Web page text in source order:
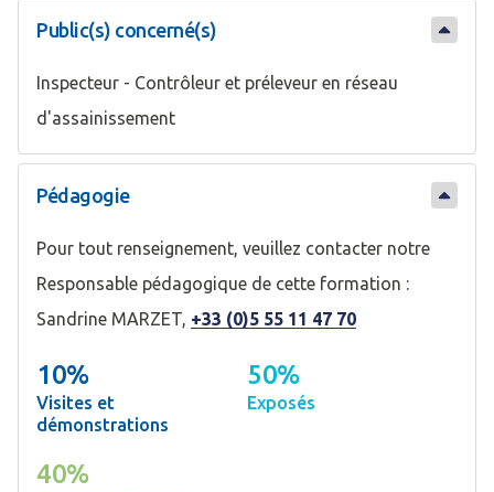
Public(s) concerné(s)
Inspecteur - Contrôleur et préleveur en réseau
d'assainissement
Pédagogie
Pour tout renseignement, veuillez contacter notre
Responsable pédagogique de cette formation :
Sandrine MARZET, +33 (0)5 55 11 47 70
10%
Visites et
démonstrations
50%
Exposés
40%